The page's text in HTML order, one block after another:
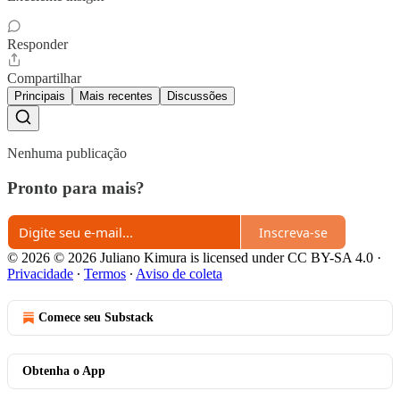
Responder
Compartilhar
Principais Mais recentes Discussões
Nenhuma publicação
Pronto para mais?
Inscreva-se
© 2026 © 2026 Juliano Kimura is licensed under CC BY-SA 4.0 ·
Privacidade ∙ Termos ∙ Aviso de coleta
Comece seu Substack
Obtenha o App